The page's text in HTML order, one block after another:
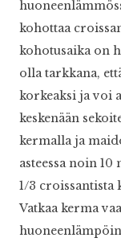
kohottaa
kohotusaika on
olla tarkkana,
korkeaksi ja voi
keskenään
kermalla ja
asteessa noin
1/3 croissantista
Vatkaa kerma